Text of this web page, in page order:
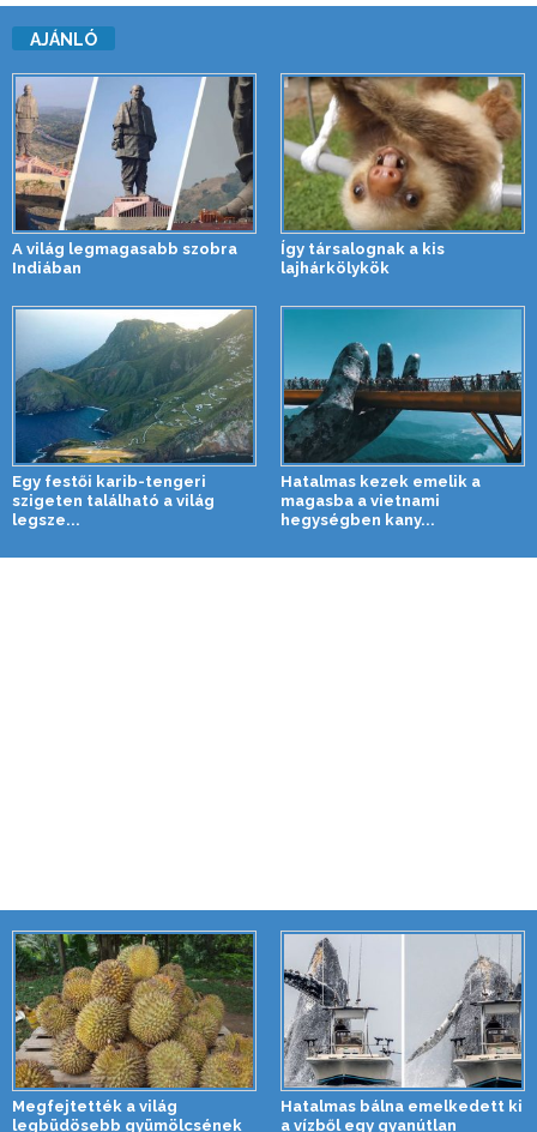
AJÁNLÓ
A világ legmagasabb szobra
Indiában
Így társalognak a kis
lajhárkölykök
Egy festői karib-tengeri
szigeten található a világ
legsze...
Hatalmas kezek emelik a
magasba a vietnami
hegységben kany...
Megfejtették a világ
legbüdösebb gyümölcsének
Hatalmas bálna emelkedett ki
a vízből egy gyanútlan